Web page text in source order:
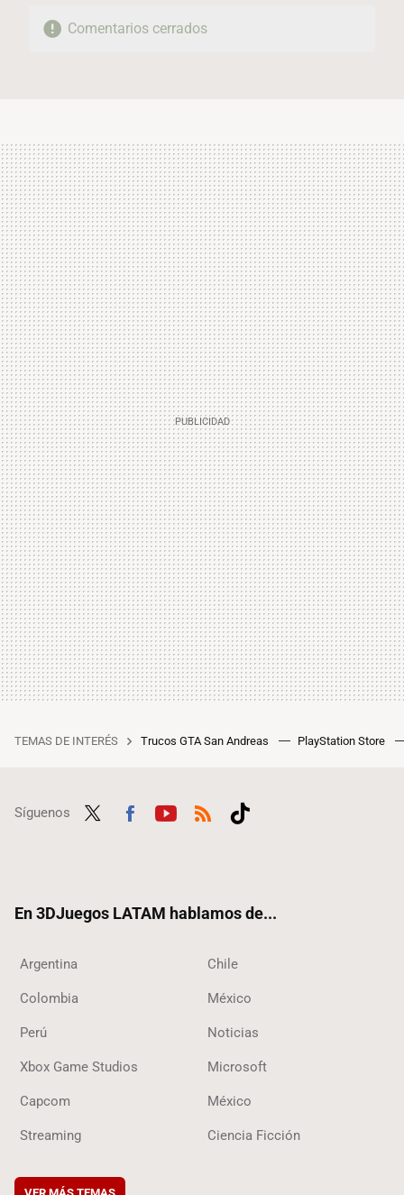
Comentarios cerrados
TEMAS DE INTERÉS Trucos GTA San Andreas PlayStation Store
Síguenos
En 3DJuegos LATAM hablamos de...
Argentina Chile
Colombia México
Perú Noticias
Xbox Game Studios Microsoft
Capcom México
Streaming Ciencia Ficción